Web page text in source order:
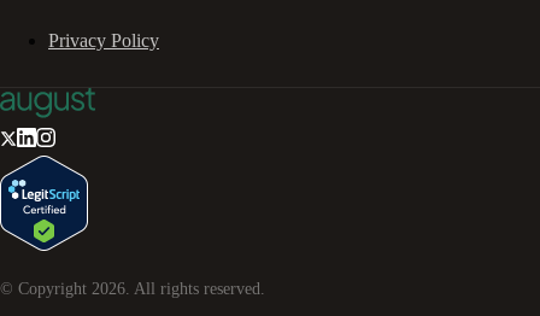
Privacy Policy
© Copyright 2026 . All rights reserved.